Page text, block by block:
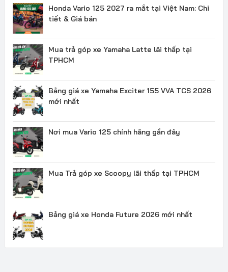
Honda Vario 125 2027 ra mắt tại Việt Nam: Chi
tiết & Giá bán
Mua trả góp xe Yamaha Latte lãi thấp tại
TPHCM
Bảng giá xe Yamaha Exciter 155 VVA TCS 2026
mới nhất
Nơi mua Vario 125 chính hãng gần đây
Mua Trả góp xe Scoopy lãi thấp tại TPHCM
Bảng giá xe Honda Future 2026 mới nhất